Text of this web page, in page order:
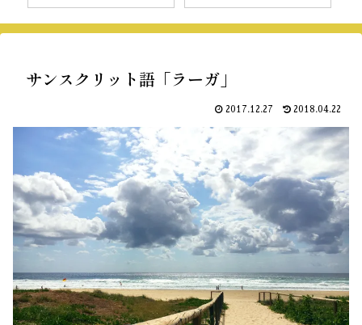
サンスクリット語「ラーガ」
2017.12.27 2018.04.22